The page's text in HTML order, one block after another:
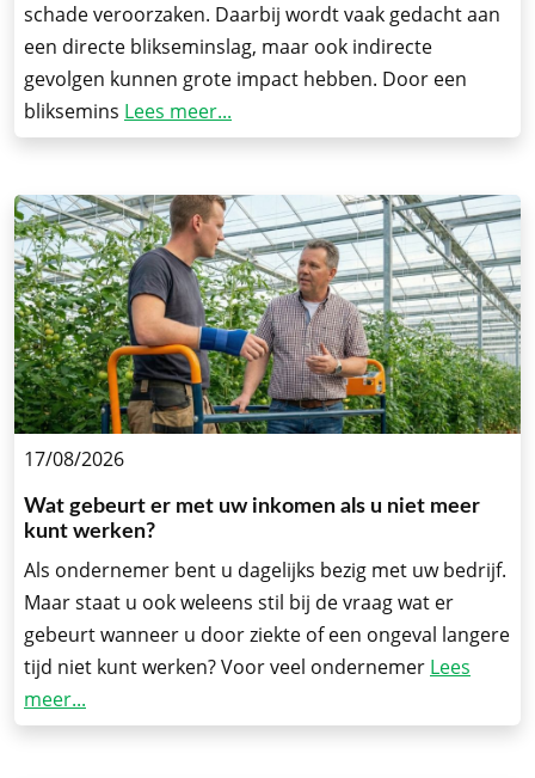
schade veroorzaken. Daarbij wordt vaak gedacht aan
een directe blikseminslag, maar ook indirecte
gevolgen kunnen grote impact hebben. Door een
bliksemins Lees meer...
17/08/2026
Wat gebeurt er met uw inkomen als u niet meer
kunt werken?
Als ondernemer bent u dagelijks bezig met uw bedrijf.
Maar staat u ook weleens stil bij de vraag wat er
gebeurt wanneer u door ziekte of een ongeval langere
tijd niet kunt werken? Voor veel ondernemer Lees
meer...